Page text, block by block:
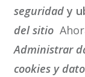
seguridady
del sitio
Administrar
cookies y